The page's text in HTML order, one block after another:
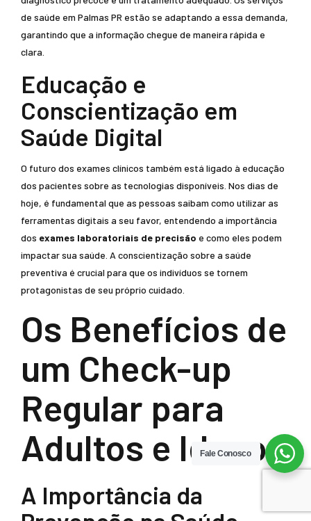
de saúde em Palmas PR estão se adaptando a essa demanda,
garantindo que a informação chegue de maneira rápida e
clara.
Educação e
Conscientização em
Saúde Digital
O futuro dos exames clínicos também está ligado à educação
dos pacientes sobre as tecnologias disponíveis. Nos dias de
hoje, é fundamental que as pessoas saibam como utilizar as
ferramentas digitais a seu favor, entendendo a importância
dos exames laboratoriais de precisão e como eles podem
impactar sua saúde. A conscientização sobre a saúde
preventiva é crucial para que os indivíduos se tornem
protagonistas de seu próprio cuidado.
Os Benefícios de
um Check-up
Regular para
Adultos e Idosos
A Importância da
Fale Conosco